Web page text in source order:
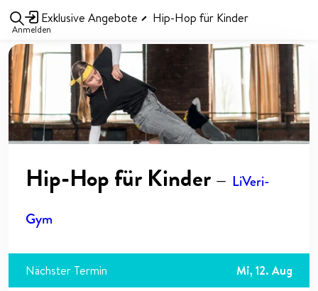
Anmelden
Exklusive Angebote Hip-Hop für Kinder
Hip-Hop für Kinder — LiVeri-
Gym
Nächster Termin Mi, 12. Aug